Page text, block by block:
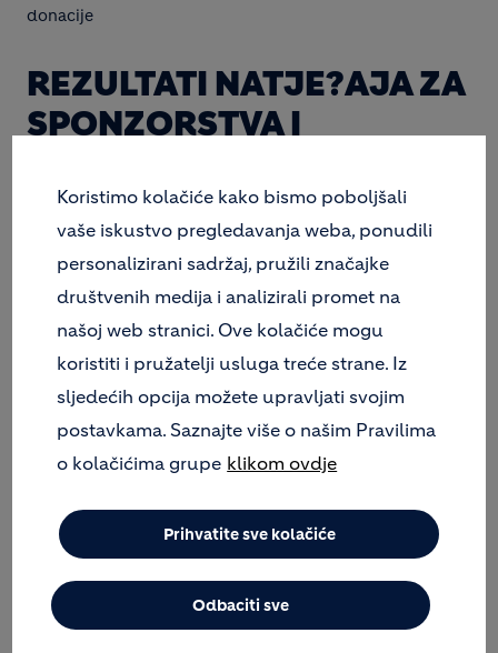
donacije
REZULTATI NATJE?AJA ZA
SPONZORSTVA I
Koristimo kolačiće kako bismo poboljšali
vaše iskustvo pregledavanja weba, ponudili
personalizirani sadržaj, pružili značajke
društvenih medija i analizirali promet na
našoj web stranici. Ove kolačiće mogu
koristiti i pružatelji usluga treće strane. Iz
sljedećih opcija možete upravljati svojim
postavkama. Saznajte više o našim Pravilima
o kolačićima grupe klikom ovdje
Prihvatite sve kolačiće
Odbaciti sve